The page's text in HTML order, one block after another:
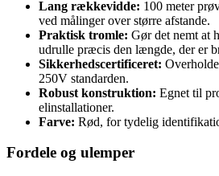
Lang rækkevidde: 100 meter
ved målinger over større afstande.
Praktisk tromle: Gør det nemt at
udrulle præcis den længde, der er
Sikkerhedscertificeret:
250V standarden.
Robust konstruktion: Egnet til
elinstallationer.
Farve: Rød, for tydelig
Fordele og ulemper